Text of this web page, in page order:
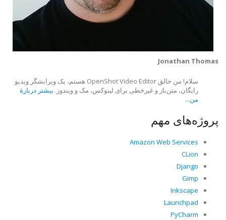
Jonathan Thomas
سلام! من خالق OpenShot Video Editor هستم، یک ویرایشگر ویدیو
رایگان، متن‌باز و غیرخطی برای لینوکس، مک و ویندوز. بیشتر دربارهٔ
من...
پروژه‌های مهم
Amazon Web Services
CLion
Django
Gimp
Inkscape
Launchpad
PyCharm